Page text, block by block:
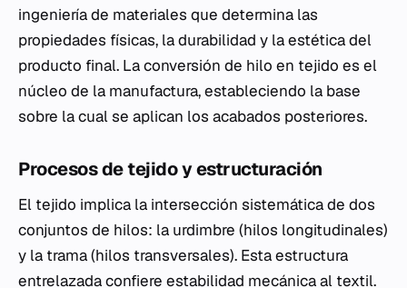
ingeniería de materiales que determina las
propiedades físicas, la durabilidad y la estética del
producto final. La conversión de hilo en tejido es el
núcleo de la manufactura, estableciendo la base
sobre la cual se aplican los acabados posteriores.
Procesos de tejido y estructuración
El tejido implica la intersección sistemática de dos
conjuntos de hilos: la urdimbre (hilos longitudinales)
y la trama (hilos transversales). Esta estructura
entrelazada confiere estabilidad mecánica al textil.